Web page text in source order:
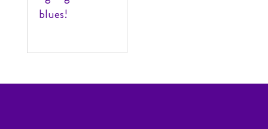
blues!